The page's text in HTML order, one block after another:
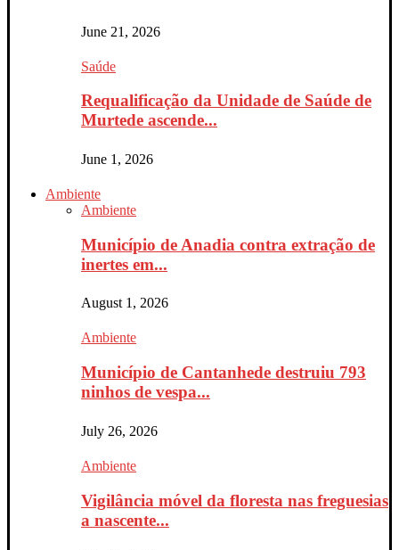
June 21, 2026
Saúde
Requalificação da Unidade de Saúde de
Murtede ascende...
June 1, 2026
Ambiente
Ambiente
Município de Anadia contra extração de
inertes em...
August 1, 2026
Ambiente
Município de Cantanhede destruiu 793
ninhos de vespa...
July 26, 2026
Ambiente
Vigilância móvel da floresta nas freguesias
a nascente...